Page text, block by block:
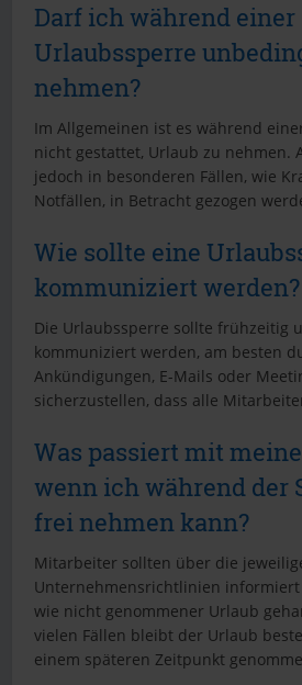
Darf ich während einer
Urlaubssperre
nehmen?
Im Allgemeinen ist es während
nicht gestattet, Urlaub zu nehmen.
jedoch in besonderen Fällen, wie
Notfällen, in Betracht gezogen
Wie sollte eine
kommuniziert werden?
Die Urlaubssperre sollte frühzeitig
kommuniziert werden, am besten
Ankündigungen, E-Mails oder
sicherzustellen, dass alle
Was passiert mit
wenn ich während der
frei nehmen kann?
Mitarbeiter sollten über die
Unternehmensrichtlinien informiert
wie nicht genommener Urlaub
vielen Fällen bleibt der Urlaub
einem späteren Zeitpunkt